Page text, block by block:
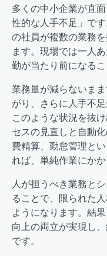
多くの中小企業が直
性的な人手不足」で
の社員が複数の業務
ます。現場では一人
勤が当たり前になる
業務量が減らないま
がり、さらに人手不
このような状況を抜
セスの見直しと自動
費精算、勤怠管理と
れば、単純作業にか
人が担うべき業務と
ることで、限られた
ようになります。結
向上の両立が実現し
です。